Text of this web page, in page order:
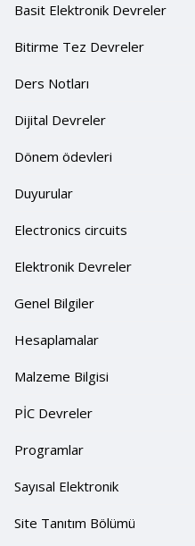
Basit Elektronik Devreler
Bitirme Tez Devreler
Ders Notları
Dijital Devreler
Dönem ödevleri
Duyurular
Electronics circuits
Elektronik Devreler
Genel Bilgiler
Hesaplamalar
Malzeme Bilgisi
PİC Devreler
Programlar
Sayısal Elektronik
Site Tanıtım Bölümü